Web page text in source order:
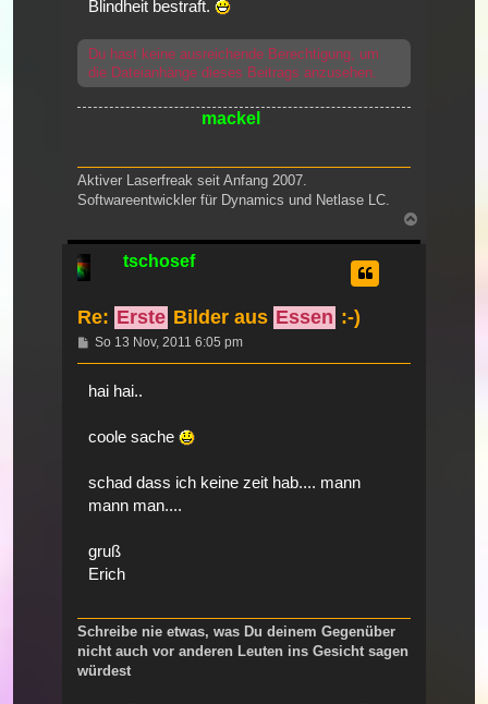
Blindheit bestraft.
Du hast keine ausreichende Berechtigung, um
die Dateianhänge dieses Beitrags anzusehen.
mackel
Aktiver Laserfreak seit Anfang 2007.
Softwareentwickler für Dynamics und Netlase LC.
tschosef
Re: Erste Bilder aus Essen :-)
Beitrag
So 13 Nov, 2011 6:05 pm
hai hai..
coole sache
schad dass ich keine zeit hab.... mann
mann man....
gruß
Erich
Schreibe nie etwas, was Du deinem Gegenüber
nicht auch vor anderen Leuten ins Gesicht sagen
würdest